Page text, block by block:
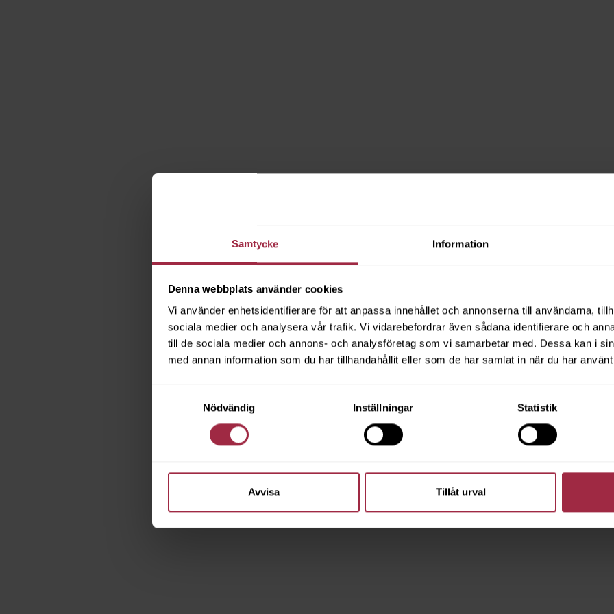
Samtycke Information
Denna webbplats använder cookies
Vi använder enhetsidentifierare för att anpassa innehållet och annonserna till användarna,
sociala medier och analysera vår trafik. Vi vidarebefordrar även sådana identifierare och
till de sociala medier och annons- och analysföretag som vi samarbetar med. Dessa kan i
med annan information som du har tillhandahållit eller som de har samlat in när du har
Nödvändig
Inställningar Statistik
Avvisa Tillåt urval